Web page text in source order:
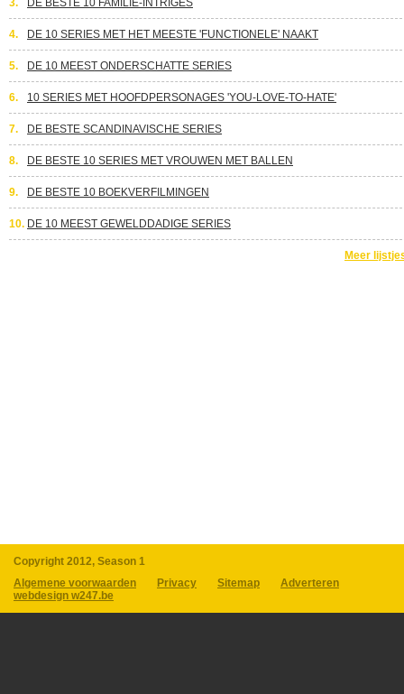
3. DE BESTE 10 FAMILIE-INTRIGES
4. DE 10 SERIES MET HET MEESTE 'FUNCTIONELE' NAAKT
5. DE 10 MEEST ONDERSCHATTE SERIES
6. 10 SERIES MET HOOFDPERSONAGES 'YOU-LOVE-TO-HATE'
7. DE BESTE SCANDINAVISCHE SERIES
8. DE BESTE 10 SERIES MET VROUWEN MET BALLEN
9. DE BESTE 10 BOEKVERFILMINGEN
10. DE 10 MEEST GEWELDDADIGE SERIES
Meer
Copyright 2012, Season 1
Algemene voorwaarden
Privacy Sitemap
Adverteren
webdesign w247.be